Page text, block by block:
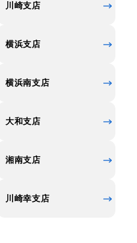
川崎支店
横浜支店
横浜南支店
大和支店
湘南支店
川崎幸支店